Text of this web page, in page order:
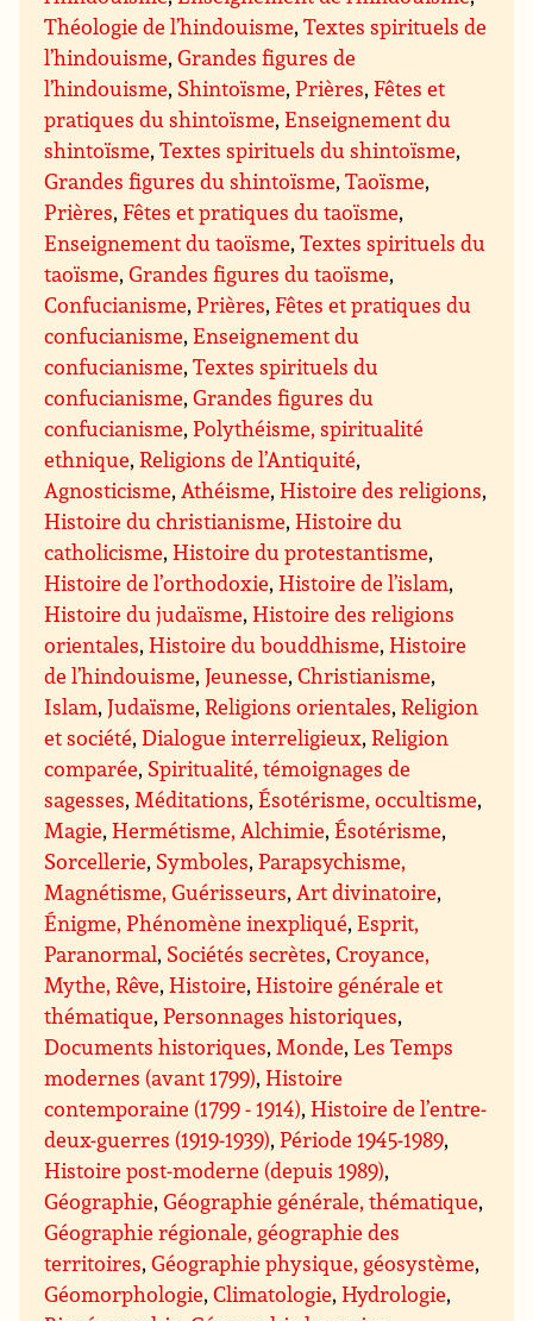
Théologie de l’hindouisme,Textes spirituels de
l’hindouisme,Grandes figures de
l’hindouisme, Shintoïsme,Prières,Fêtes et
pratiques du shintoïsme,Enseignement du
shintoïsme,Textes spirituels du shintoïsme,
Grandes figures du shintoïsme,Taoïsme,
Prières,Fêtes et pratiques du taoïsme,
Enseignement du taoïsme,Textes spirituels du
taoïsme,Grandes figures du taoïsme,
Confucianisme,Prières,Fêtes et pratiques du
confucianisme,Enseignement du
confucianisme,Textes spirituels du
confucianisme,Grandes figures du
confucianisme,Polythéisme, spiritualité
ethnique,Religions de l’Antiquité,
Agnosticisme, Athéisme,Histoire des religions,
Histoire du christianisme,Histoire du
catholicisme,Histoire du protestantisme,
Histoire de l’orthodoxie,Histoire de l’islam,
Histoire du judaïsme,Histoire des religions
orientales,Histoire du bouddhisme,Histoire
de l’hindouisme,Jeunesse,Christianisme,
Islam,Judaïsme,Religions orientales,Religion
et société,Dialogue interreligieux,Religion
comparée, Spiritualité, témoignages de
sagesses, Méditations,Ésotérisme, occultisme,
Magie,Hermétisme, Alchimie,Ésotérisme,
Sorcellerie, Symboles,Parapsychisme,
Magnétisme, Guérisseurs, Art divinatoire,
Énigme, Phénomène inexpliqué,Esprit,
Paranormal, Sociétés secrètes,Croyance,
Mythe, Rêve,Histoire,Histoire générale et
thématique,Personnages historiques,
Documents historiques, Monde,Les Temps
modernes (avant 1799),Histoire
contemporaine (1799 - 1914),Histoire de l’entre-
deux-guerres (1919-1939),Période 1945-1989,
Histoire post-moderne (depuis 1989),
Géographie,Géographie générale, thématique,
Géographie régionale, géographie des
territoires,Géographie physique, géosystème,
Géomorphologie,Climatologie,Hydrologie,